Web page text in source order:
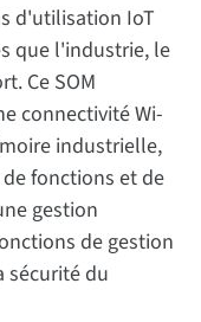
d'utilisation IoT
que l'industrie, le
Ce SOM
connectivité Wi-
industrielle,
fonctions et de
gestion
de gestion
sécurité du